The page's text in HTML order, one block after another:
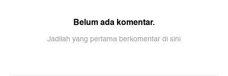
Belum ada komentar.
Jadilah yang pertama berkomentar di sini